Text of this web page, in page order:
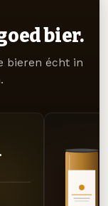
bier.
bieren écht in